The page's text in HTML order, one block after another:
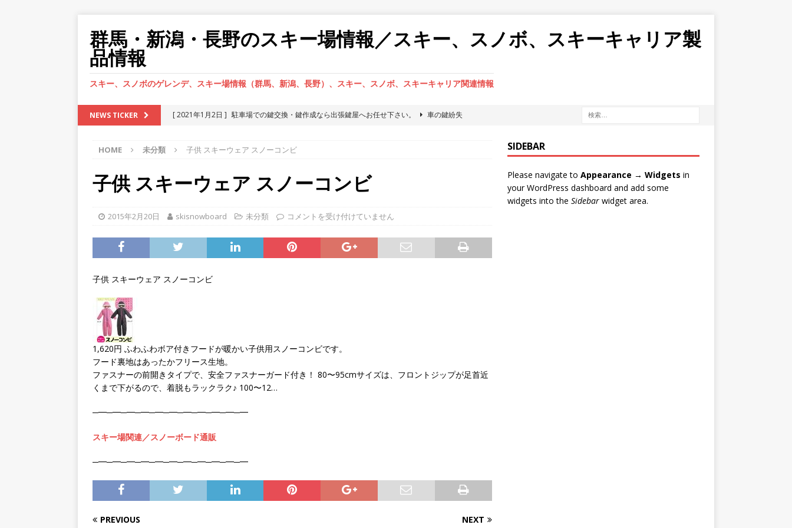
群馬・新潟・長野のスキー場情報／スキー、スノボ、スキーキャリア製
品情報
スキー、スノボのゲレンデ、スキー場情報（群馬、新潟、長野）、スキー、スノボ、スキーキャリア関連情報
NEWS TICKER [ 2021年1月2日 ] 駐車場での鍵交換・鍵作成なら出張鍵屋へお任せ下さい。
車の鍵紛失
い。
車の鍵紛失
[ 2020年12月23日 ] インロックの鍵開け・鍵作成ならやっぱり地元カギ屋へ直依頼が一番いい
車の鍵紛失
[ 2021年1月13日 ]
駐車場でからの鍵開け・鍵作成ならやっぱり地元カギ屋へ直依頼が一番いい
駐車場でのイモビライザー作成なら地元出動のカギ屋さんだから早い
車の鍵
紛失
HOME 未分類 子供 スキーウェア スノーコンビ
子供 スキーウェア スノーコンビ
2015年2月20日 skisnowboard 未分類 コメントを受け付けていません
子供 スキーウェア スノーコンビ
1,620円 ふわふわボア付きフードが暖かい子供用スノーコンビです。
フード裏地はあったかフリース生地。
ファスナーの前開きタイプで、安全ファスナーガード付き！ 80〜95cmサイズは、フロントジップが足首近
くまで下がるので、着脱もラックラク♪ 100〜12…
─━─━─━─━─━─━─━─━─━─━─━
スキー場関連／スノーボード通販
─━─━─━─━─━─━─━─━─━─━─━
PREVIOUS NEXT
SIDEBAR
Please navigate to Appearance → Widgets in
your WordPress dashboard and add some
widgets into the Sidebarwidget area.